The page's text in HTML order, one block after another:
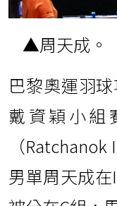
▲周天成。
巴黎奧運羽
戴資穎小組
（
男單周天成